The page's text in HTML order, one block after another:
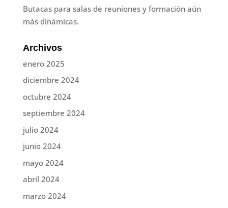
Butacas para salas de reuniones y formación aún
más dinámicas.
Archivos
enero 2025
diciembre 2024
octubre 2024
septiembre 2024
julio 2024
junio 2024
mayo 2024
abril 2024
marzo 2024